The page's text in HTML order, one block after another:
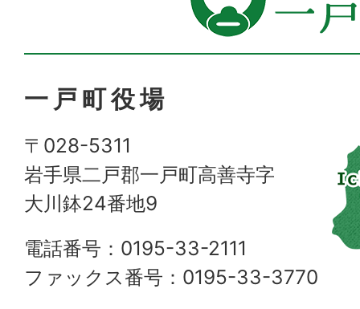
一戸町役場
〒028-5311
岩手県二戸郡一戸町高善寺字
大川鉢24番地9
電話番号：0195-33-2111
ファックス番号：0195-33-3770